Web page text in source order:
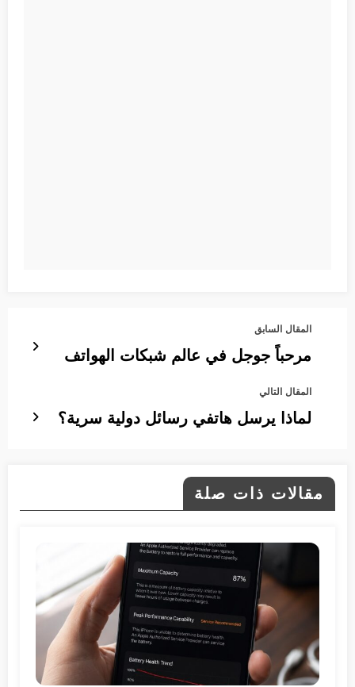
المقال السابق
مرحباً جوجل في عالم شبكات الهواتف
المقال التالي
لماذا يرسل هاتفي رسائل دولية سرية؟
مقالات ذات صلة